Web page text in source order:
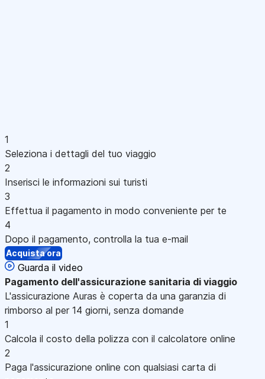
1
Seleziona i dettagli del tuo viaggio
2
Inserisci le informazioni sui turisti
3
Effettua il pagamento in modo conveniente per te
4
Dopo il pagamento, controlla la tua e-mail
Acquista ora
Guarda il video
Pagamento dell'assicurazione sanitaria di viaggio
L'assicurazione Auras è coperta da una garanzia di
rimborso al per 14 giorni, senza domande
1
Calcola il costo della polizza con il calcolatore online
2
Paga l'assicurazione online con qualsiasi carta di